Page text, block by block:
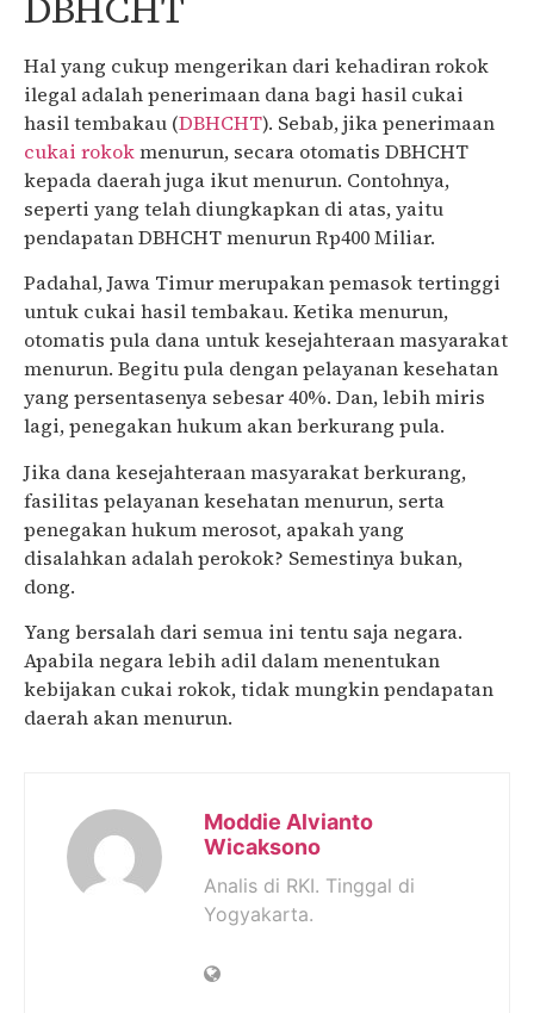
Hal yang cukup mengerikan dari kehadiran rokok
ilegal adalah penerimaan dana bagi hasil cukai
hasil tembakau (DBHCHT). Sebab, jika penerimaan
cukai rokokmenurun, secara otomatis DBHCHT
kepada daerah juga ikut menurun. Contohnya,
seperti yang telah diungkapkan di atas, yaitu
pendapatan DBHCHT menurun Rp400 Miliar.
Padahal, Jawa Timur merupakan pemasok tertinggi
untuk cukai hasil tembakau. Ketika menurun,
otomatis pula dana untuk kesejahteraan masyarakat
menurun. Begitu pula dengan pelayanan kesehatan
yang persentasenya sebesar 40%. Dan, lebih miris
lagi, penegakan hukum akan berkurang pula.
Jika dana kesejahteraan masyarakat berkurang,
fasilitas pelayanan kesehatan menurun, serta
penegakan hukum merosot, apakah yang
disalahkan adalah perokok? Semestinya bukan,
dong.
Yang bersalah dari semua ini tentu saja negara.
Apabila negara lebih adil dalam menentukan
kebijakan cukai rokok, tidak mungkin pendapatan
daerah akan menurun.
Moddie Alvianto
Wicaksono
Analis di RKI. Tinggal di
Yogyakarta.